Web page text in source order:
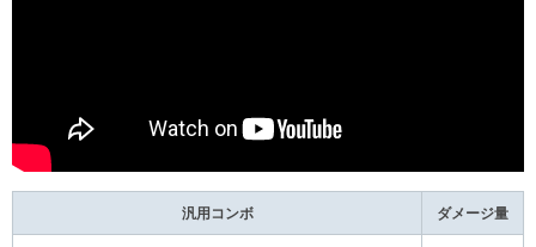
汎用コンボ ダメージ量